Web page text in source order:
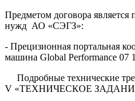
Предметом договора является
нужд АО «СЭГЗ»:
- Прецизионная портальная
машина Global Performance 07
Подробные технические
V «ТЕХНИЧЕСКОЕ